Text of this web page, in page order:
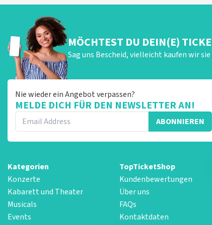
MÖCHTEST DU DEIN(E)
Sag uns Bescheid, vielleicht kaufen wir sie
Nie wieder ein Angebot verpassen?
MELDE DICH FÜR DEN NEWSLETTER AN!
ABONNIEREN
Kategorien
Konzerte
Kabarett und Theater
Musicals
Events
TopTicketShop
Kundenbewertungen
Über uns
FAQs
Kontaktdaten